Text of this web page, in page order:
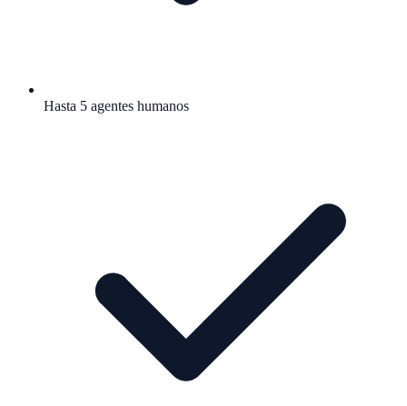
Hasta 5 agentes humanos